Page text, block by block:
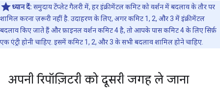
ध्यान दें: समुदाय टेंप्लेट गैलरी में, हर इंक्रीमेंटल कमिट को वर्शन में बदलाव के तौर पर
शामिल करना ज़रूरी नहीं है. उदाहरण के लिए, अगर कमिट 1, 2, और 3 में इंक्रीमेंटल
बदलाव किए जाते हैं और फ़ाइनल वर्शन कमिट 4 है, तो आपके पास कमिट 4 के लिए सिर्फ़
एक एंट्री होनी चाहिए. इसमें कमिट 1, 2, और 3 के सभी बदलाव शामिल होने चाहिए.
अपनी रिपॉज़िटरी को दूसरी जगह ले जाना